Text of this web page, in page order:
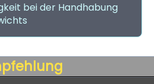
bei der Handhabung